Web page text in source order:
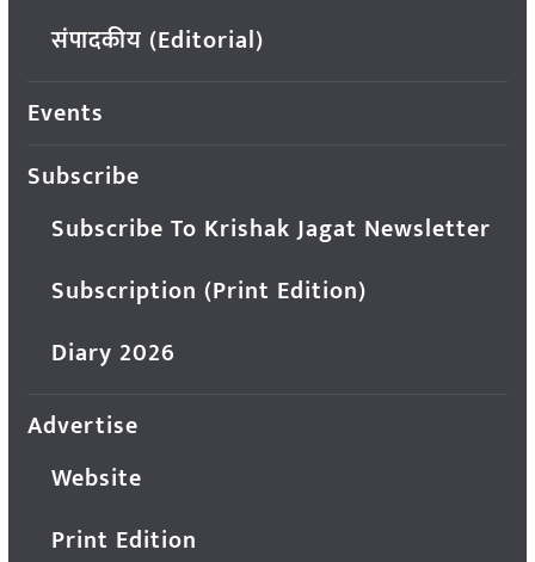
संपादकीय (Editorial)
Events
Subscribe
Subscribe To Krishak Jagat Newsletter
Subscription (Print Edition)
Diary 2026
Advertise
Website
Print Edition